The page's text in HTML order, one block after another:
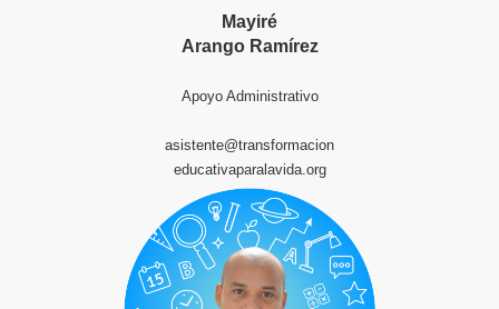
Mayiré
Arango Ramírez
Apoyo Administrativo
asistente@transformacion
educativaparalavida.org